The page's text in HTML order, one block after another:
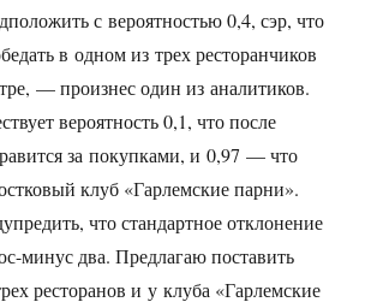
с вероятностью 0,4, сэр, что
в одном из трех ресторанчиков
— произнес один из аналитиков.
вероятность 0,1, что после
за покупками, и 0,97 — что
клуб «Гарлемские парни».
что стандартное отклонение
минус два. Предлагаю поставить
ресторанов и у клуба «Гарлемские